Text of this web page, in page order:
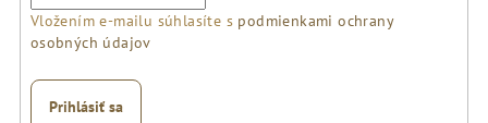
Vložením e-mailu súhlasíte s podmienkami ochrany
osobných údajov
Prihlásiť sa